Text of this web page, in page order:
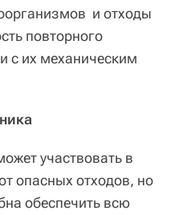
и отходы
повторного
с их механическим
участвовать в
опасных отходов, но
обеспечить всю